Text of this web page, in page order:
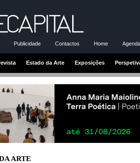
Publicidade Contactos Home
Estado da Arte Exposições
ARTE